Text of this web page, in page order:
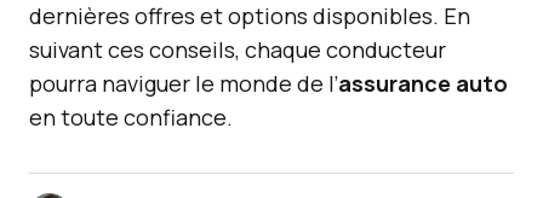
dernières offres et options disponibles. En
suivant ces conseils, chaque conducteur
pourra naviguer le monde de l’assurance auto
en toute confiance.